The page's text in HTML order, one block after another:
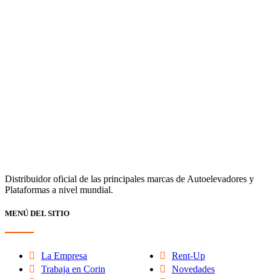
Distribuidor oficial de las principales marcas de Autoelevadores y
Plataformas a nivel mundial.
MENÚ DEL SITIO
La Empresa
Trabaja en Corin
Rent-Up
Novedades